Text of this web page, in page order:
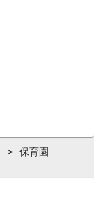
> 保育園